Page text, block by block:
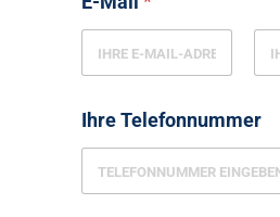
Ihre Telefonnummer